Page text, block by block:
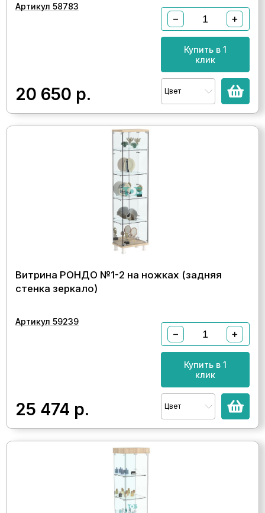
Артикул 58783
20 650 р.
− +
Купить в 1
клик
Цвет
Витрина РОНДО №1-2 на ножках (задняя
стенка зеркало)
Артикул 59239
25 474 р.
− +
Купить в 1
клик
Цвет